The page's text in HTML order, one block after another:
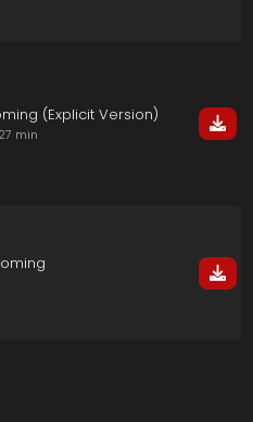
(Explicit Version)
min